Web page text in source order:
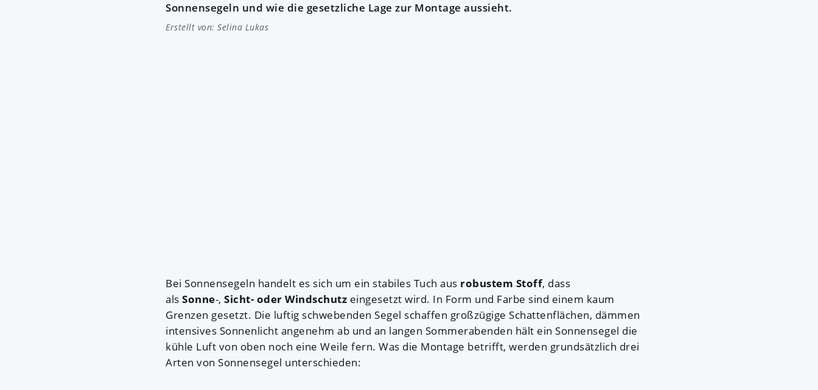
Sonnensegeln und wie die gesetzliche Lage zur Montage aussieht.
Erstellt von: Selina Lukas
Bei Sonnensegeln handelt es sich um ein stabiles Tuch aus robustem Stoff, dass
als Sonne-, Sicht- oder Windschutz eingesetzt wird. In Form und Farbe sind einem kaum
Grenzen gesetzt. Die luftig schwebenden Segel schaffen großzügige Schattenflächen, dämmen
intensives Sonnenlicht angenehm ab und an langen Sommerabenden hält ein Sonnensegel die
kühle Luft von oben noch eine Weile fern. Was die Montage betrifft, werden grundsätzlich drei
Arten von Sonnensegel unterschieden: